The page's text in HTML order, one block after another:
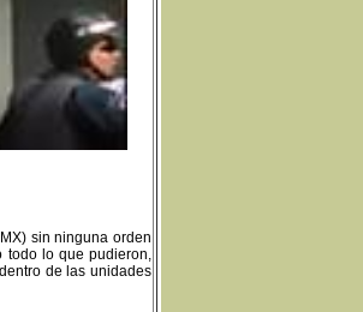
sin ninguna orden
todo lo que pudieron,
de las unidades